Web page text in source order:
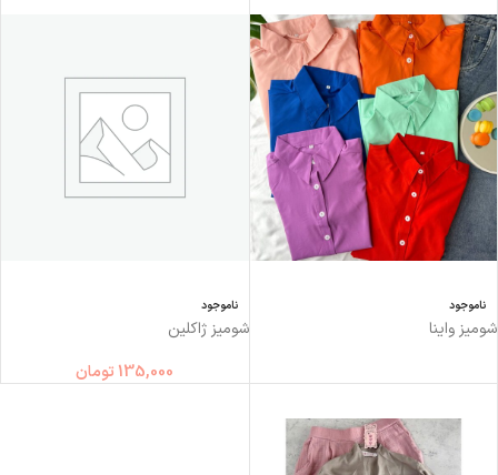
ناموجود
شوميز واينا
ناموجود
شوميز ژاكلين
135,000 تومان